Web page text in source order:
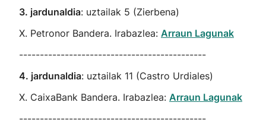
3. jardunaldia: uztailak 5 (Zierbena)
X. Petronor Bandera. Irabazlea: Arraun Lagunak
---------------------------------------------
4. jardunaldia: uztailak 11 (Castro Urdiales)
X. CaixaBank Bandera. Irabazlea: Arraun Lagunak
---------------------------------------------